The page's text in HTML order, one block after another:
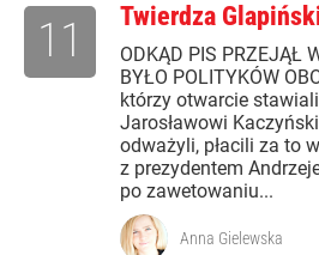
Twierdza
ODKĄD PIS PRZEJĄŁ
BYŁO POLITYKÓW
którzy otwarcie
Jarosławowi
odważyli, płacili za to
z prezydentem
po zawetowaniu...
11
Anna Gielewska